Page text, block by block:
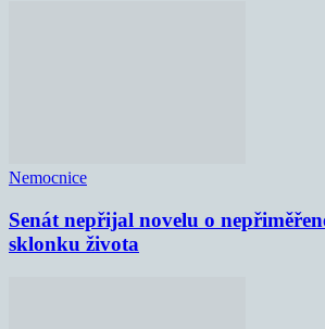
Nemocnice
Senát nepřijal novelu o
sklonku života